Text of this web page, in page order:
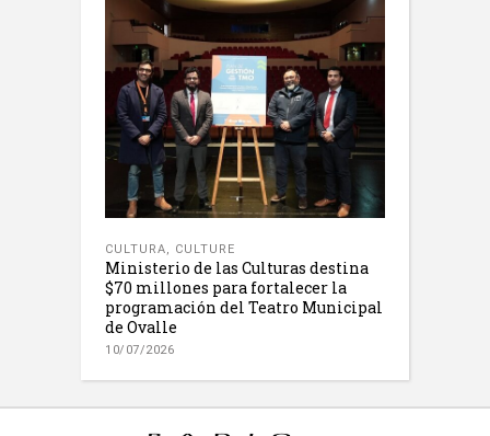
CULTURA, CULTURE
Ministerio de las Culturas destina
$70 millones para fortalecer la
programación del Teatro Municipal
de Ovalle
10/07/2026